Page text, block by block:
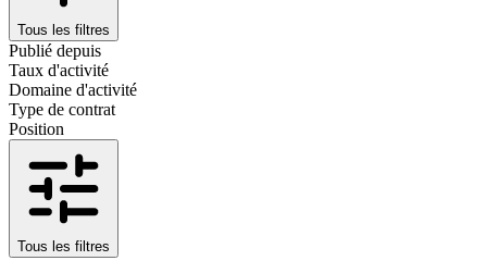
Tous les filtres
Publié depuis
Taux d'activité
Domaine d'activité
Type de contrat
Position
Tous les filtres